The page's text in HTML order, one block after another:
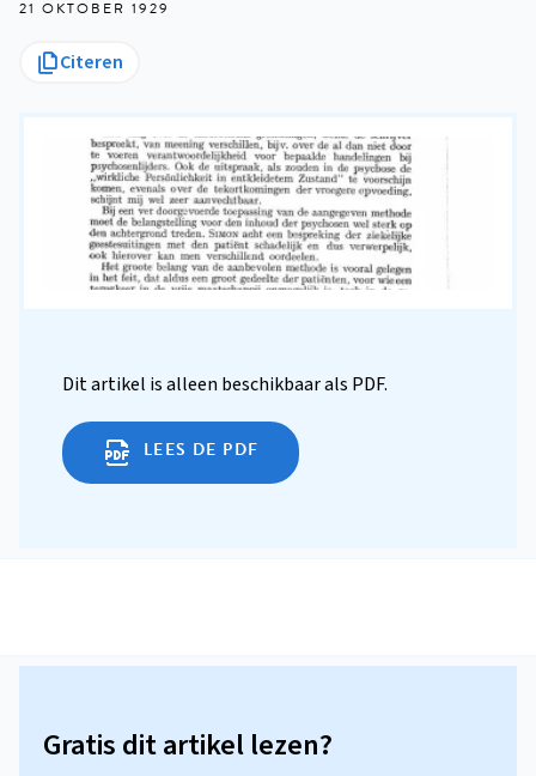
21 OKTOBER 1929
Citeren
Dit artikel is alleen beschikbaar als PDF.
LEES DE PDF
Gratis dit artikel lezen?